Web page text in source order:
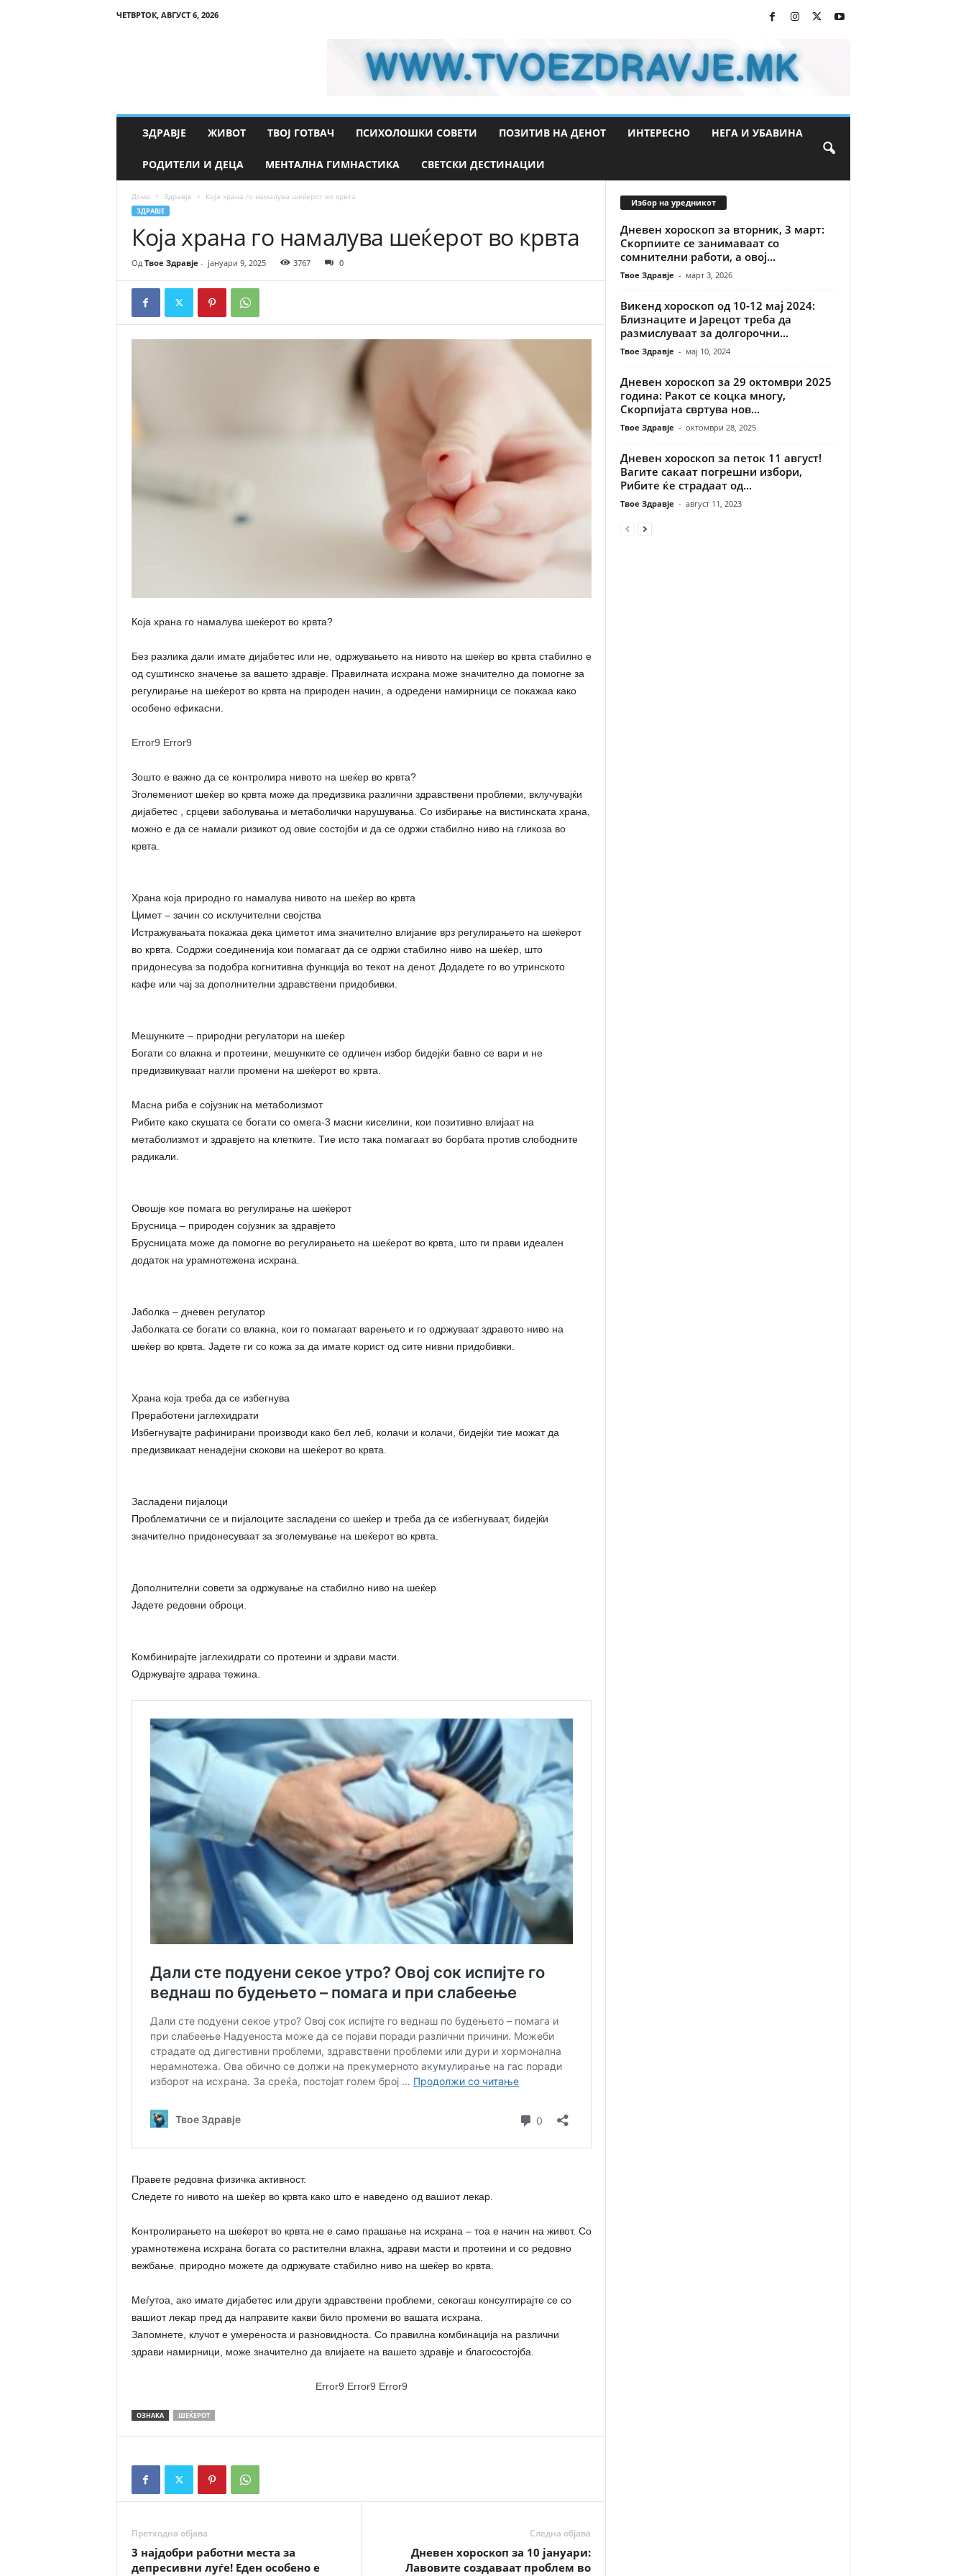
ЧЕТВРТОК, АВГУСТ 6, 2026
ЗДРАВЈЕ ЖИВОТ ТВОЈ ГОТВАЧ ПСИХОЛОШКИ СОВЕТИ ПОЗИТИВ НА ДЕНОТ ИНТЕРЕСНО НЕГА И УБАВИНА
РОДИТЕЛИ И ДЕЦА МЕНТАЛНА ГИМНАСТИКА СВЕТСКИ ДЕСТИНАЦИИ
Дома Здравје Која храна го намалува шеќерот во крвта
ЗДРАВЈЕ
Која храна го намалува шеќерот во крвта
Од Твое Здравје - јануари 9, 2025 3767 0
Која храна го намалува шеќерот во крвта?
Без разлика дали имате дијабетес или не, одржувањето на нивото на шеќер во крвта стабилно е
од суштинско значење за вашето здравје. Правилната исхрана може значително да помогне за
регулирање на шеќерот во крвта на природен начин, а одредени намирници се покажаа како
особено ефикасни.
Error9 Error9
Зошто е важно да се контролира нивото на шеќер во крвта?
Зголемениот шеќер во крвта може да предизвика различни здравствени проблеми, вклучувајќи
дијабетес , срцеви заболувања и метаболички нарушувања. Со избирање на вистинската храна,
можно е да се намали ризикот од овие состојби и да се одржи стабилно ниво на гликоза во
крвта.
Храна која природно го намалува нивото на шеќер во крвта
Цимет – зачин со исклучителни својства
Истражувањата покажаа дека циметот има значително влијание врз регулирањето на шеќерот
во крвта. Содржи соединенија кои помагаат да се одржи стабилно ниво на шеќер, што
придонесува за подобра когнитивна функција во текот на денот. Додадете го во утринското
кафе или чај за дополнителни здравствени придобивки.
Мешунките – природни регулатори на шеќер
Богати со влакна и протеини, мешунките се одличен избор бидејќи бавно се вари и не
предизвикуваат нагли промени на шеќерот во крвта.
Масна риба е сојузник на метаболизмот
Рибите како скушата се богати со омега-3 масни киселини, кои позитивно влијаат на
метаболизмот и здравјето на клетките. Тие исто така помагаат во борбата против слободните
радикали.
Овошје кое помага во регулирање на шеќерот
Брусница – природен сојузник за здравјето
Брусницата може да помогне во регулирањето на шеќерот во крвта, што ги прави идеален
додаток на урамнотежена исхрана.
Јаболка – дневен регулатор
Јаболката се богати со влакна, кои го помагаат варењето и го одржуваат здравото ниво на
шеќер во крвта. Јадете ги со кожа за да имате корист од сите нивни придобивки.
Храна која треба да се избегнува
Преработени јаглехидрати
Избегнувајте рафинирани производи како бел леб, колачи и колачи, бидејќи тие можат да
предизвикаат ненадејни скокови на шеќерот во крвта.
Засладени пијалоци
Проблематични се и пијалоците засладени со шеќер и треба да се избегнуваат, бидејќи
значително придонесуваат за зголемување на шеќерот во крвта.
Дополнителни совети за одржување на стабилно ниво на шеќер
Јадете редовни оброци.
Комбинирајте јаглехидрати со протеини и здрави масти.
Одржувајте здрава тежина.
Правете редовна физичка активност.
Следете го нивото на шеќер во крвта како што е наведено од вашиот лекар.
Контролирањето на шеќерот во крвта не е само прашање на исхрана – тоа е начин на живот. Со
урамнотежена исхрана богата со растителни влакна, здрави масти и протеини и со редовно
вежбање, природно можете да одржувате стабилно ниво на шеќер во крвта.
Меѓутоа, ако имате дијабетес или други здравствени проблеми, секогаш консултирајте се со
вашиот лекар пред да направите какви било промени во вашата исхрана.
Запомнете, клучот е умереноста и разновидноста. Со правилна комбинација на различни
здрави намирници, може значително да влијаете на вашето здравје и благосостојба.
Error9 Error9 Error9
ОЗНАКА ШЕЌЕРОТ
Претходна објава
3 најдобри работни места за
депресивни луѓе! Еден особено е
Следна објава
Дневен хороскоп за 10 јануари:
Лавовите создаваат проблем во
Избор на уредникот
Дневен хороскоп за вторник, 3 март:
Скорпиите се занимаваат со
сомнителни работи, а овој...
Твое Здравје - март 3, 2026
Викенд хороскоп од 10-12 мај 2024:
Близнаците и Јарецот треба да
размислуваат за долгорочни...
Твое Здравје - мај 10, 2024
Дневен хороскоп за 29 октомври 2025
година: Ракот се коцка многу,
Скорпијата свртува нов...
Твое Здравје - октомври 28, 2025
Дневен хороскоп за петок 11 август!
Вагите сакаат погрешни избори,
Рибите ќе страдаат од...
Твое Здравје - август 11, 2023